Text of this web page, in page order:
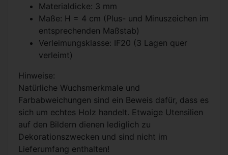
Materialdicke: 3 mm
Maße: H = 4 cm (Plus- und Minuszeichen im
entsprechenden Maßstab)
Verleimungsklasse: IF20 (3 Lagen quer
verleimt)
Hinweise:
Natürliche Wuchsmerkmale und
Farbabweichungen sind ein Beweis dafür, dass es
sich um echtes Holz handelt. Etwaige Utensilien
auf den Bildern dienen lediglich zu
Dekorationszwecken und sind nicht im
Lieferumfang enthalten!